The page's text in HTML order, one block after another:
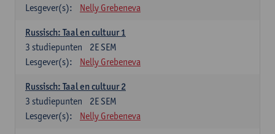
Lesgever(s):
Nelly Grebeneva
Russisch: Taal en cultuur 1
2E SEM
3 studiepunten
Lesgever(s):
Nelly Grebeneva
Russisch: Taal en cultuur 2
2E SEM
3 studiepunten
Lesgever(s):
Nelly Grebeneva